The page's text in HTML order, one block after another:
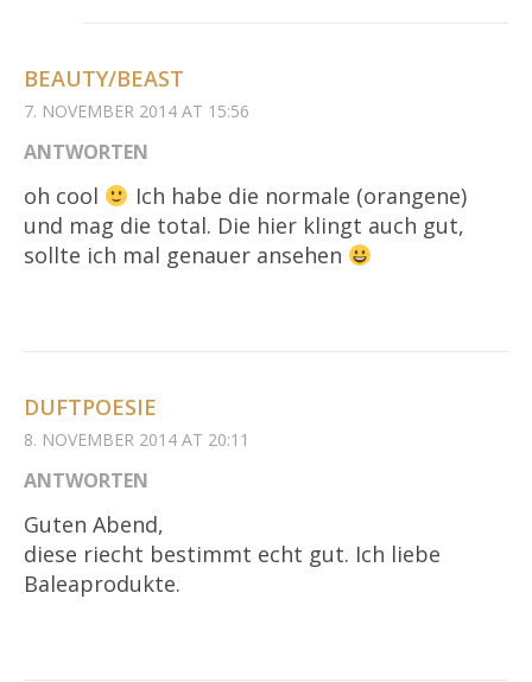
BEAUTY/BEAST
7. NOVEMBER 2014 AT 15:56
ANTWORTEN
oh cool
Ich habe die normale (orangene)
und mag die total. Die hier klingt auch gut,
sollte ich mal genauer ansehen
DUFTPOESIE
8. NOVEMBER 2014 AT 20:11
ANTWORTEN
Guten Abend,
diese riecht bestimmt echt gut. Ich liebe
Baleaprodukte.